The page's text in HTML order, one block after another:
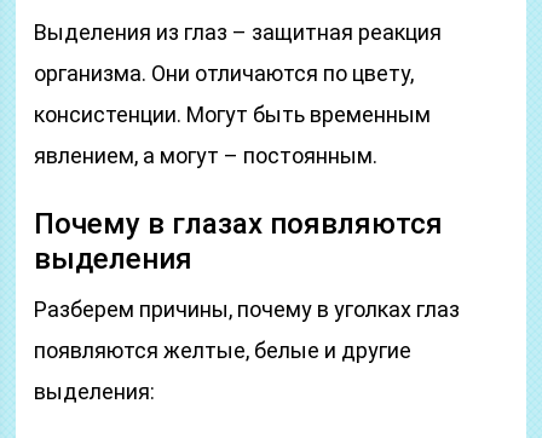
Выделения из глаз – защитная реакция
организма. Они отличаются по цвету,
консистенции. Могут быть временным
явлением, а могут – постоянным.
Почему в глазах появляются
выделения
Разберем причины, почему в уголках глаз
появляются желтые, белые и другие
выделения: